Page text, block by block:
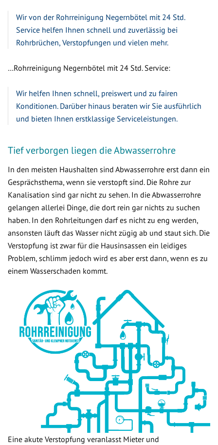
Wir von der Rohrreinigung Negernbötel mit 24 Std.
Service helfen Ihnen schnell und zuverlässig bei
Rohrbrüchen, Verstopfungen und vielen mehr.
…Rohrreinigung Negernbötel mit 24 Std. Service:
Wir helfen Ihnen schnell, preiswert und zu fairen
Konditionen. Darüber hinaus beraten wir Sie ausführlich
und bieten Ihnen erstklassige Serviceleistungen.
Tief verborgen liegen die Abwasserrohre
In den meisten Haushalten sind Abwasserrohre erst dann ein
Gesprächsthema, wenn sie verstopft sind. Die Rohre zur
Kanalisation sind gar nicht zu sehen. In die Abwasserrohre
gelangen allerlei Dinge, die dort rein gar nichts zu suchen
haben. In den Rohrleitungen darf es nicht zu eng werden,
ansonsten läuft das Wasser nicht zügig ab und staut sich. Die
Verstopfung ist zwar für die Hausinsassen ein leidiges
Problem, schlimm jedoch wird es aber erst dann, wenn es zu
einem Wasserschaden kommt.
Eine akute Verstopfung veranlasst Mieter und